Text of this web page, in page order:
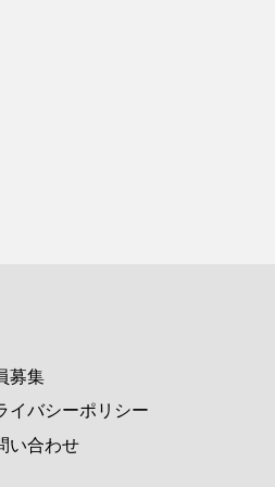
募集
イバシーポリシー
い合わせ